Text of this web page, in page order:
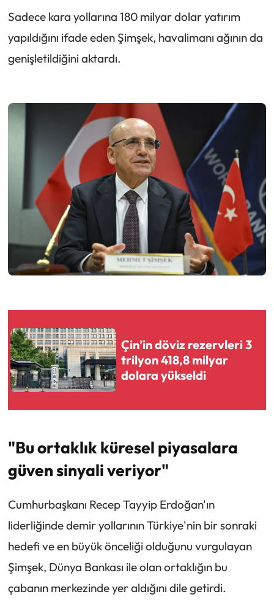
Sadece kara yollarına 180 milyar dolar yatırım
yapıldığını ifade eden Şimşek, havalimanı ağının da
genişletildiğini aktardı.
Çin’in döviz rezervleri 3
trilyon 418,8 milyar
dolara yükseldi
"Bu ortaklık küresel piyasalara
güven sinyali veriyor"
Cumhurbaşkanı Recep Tayyip Erdoğan'ın
liderliğinde demir yollarının Türkiye'nin bir sonraki
hedefi ve en büyük önceliği olduğunu vurgulayan
Şimşek, Dünya Bankası ile olan ortaklığın bu
çabanın merkezinde yer aldığını dile getirdi.